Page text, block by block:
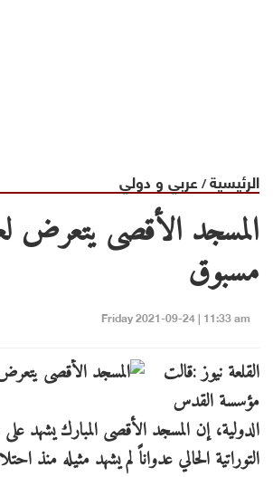
الرئيسية/ عربي و دولي
المسجد الأقصى يتعرض
مسبوق
Friday 2021-09-24 | 11:33 am
القلعة نيوز :قالت
مؤسسة القدس
الدولية، إن المسجد الأقصى المبارك يشهد
التوراتية الحالي عدواناً لم يشهد مثيله منذ احتلاله